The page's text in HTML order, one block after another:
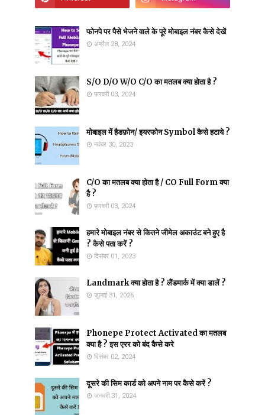
फोनपे पर पैसे भेजने वाले के पूरे मोबाइल नंबर कैसे देखें
अप्रैल 28, 2024
S/O D/O W/O C/O का मतलब क्या होता है ?
फ़रवरी 03, 2024
मोबाइल में हैडफ़ोन/ इयरफोन Symbol कैसे हटाये ?
नवंबर 30, 2023
C/O का मतलब क्या होता है / CO Full Form क्या
है ?
फ़रवरी 03, 2024
हमारे मोबाइल नंबर से कितने जीमेल अकाउंट बने हुए है
? कैसे पता करें ?
दिसंबर 01, 2023
Landmark क्या होता है ? लैंडमार्क में क्या डालें ?
जुलाई 31, 2026
Phonepe Protect Activated का मतलब
क्या है ? इस एरर को बंद कैसे करे
दिसंबर 02, 2024
दूसरे की सिम कार्ड को अपने नाम पर कैसे करें ?
जनवरी 31, 2024